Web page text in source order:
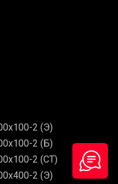
2 (Э)
2 (Б)
2 (СТ)
2 (Э)